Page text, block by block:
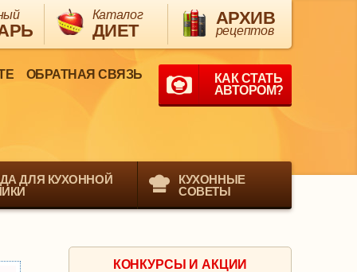
Каталог
ДИЕТ
АРХИВ
рецептов
КАК СТАТЬ
АВТОРОМ?
ОБРАТНАЯ СВЯЗЬ
КУХОННЫЕ
СОВЕТЫ
ДЛЯ КУХОННОЙ
КОНКУРСЫ И АКЦИИ